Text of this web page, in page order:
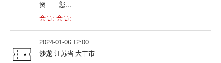
贺——您...
会员; 会员;
2024-01-06 12:00
沙龙 江苏省 大丰市